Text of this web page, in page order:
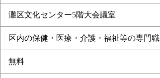
灘区文化センター5階大会議室
区内の保健・医療・介護・福祉等の専門職
無料